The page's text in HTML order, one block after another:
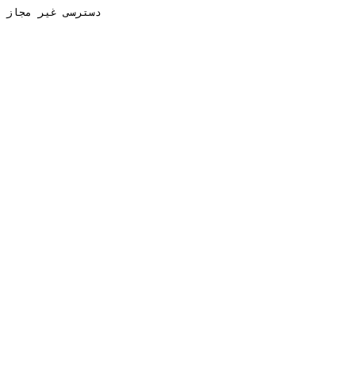
دسترسی غیر مجاز